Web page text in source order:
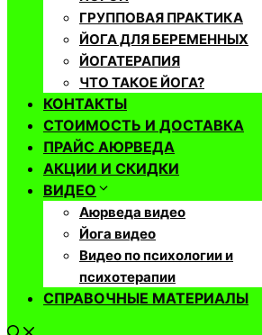
ГРУППОВАЯ ПРАКТИКА
ЙОГА ДЛЯ БЕРЕМЕННЫХ
ЙОГАТЕРАПИЯ
ЧТО ТАКОЕ ЙОГА?
КОНТАКТЫ
СТОИМОСТЬ И ДОСТАВКА
ПРАЙС АЮРВЕДА
АКЦИИ И СКИДКИ
ВИДЕО
Аюрведа видео
Йога видео
Видео по психологии и
психотерапии
СПРАВОЧНЫЕ МАТЕРИАЛЫ